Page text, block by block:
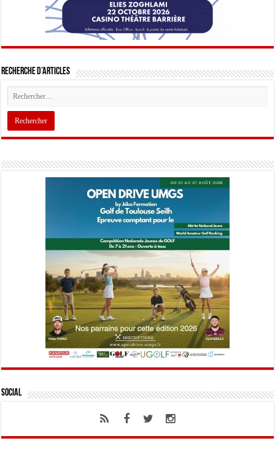
Recherche d’articles
Social